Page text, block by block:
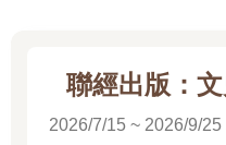
聯經出版：
2026/7/15 ~ 2026/9/